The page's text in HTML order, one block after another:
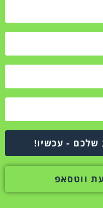
שלכם - עכשיו!
ווטסאפ